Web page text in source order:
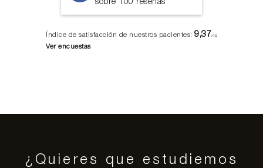
sobre 100 reseñas
Índice de satisfacción de nuestros pacientes:9,37/10
Ver encuestas
¿Quieres que estudiemos